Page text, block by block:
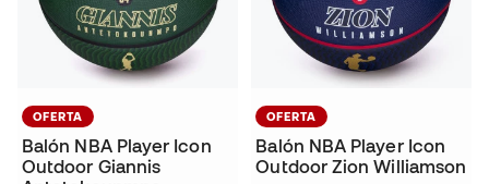
OFERTA
Balón NBA Player Icon
Outdoor Giannis
OFERTA
Balón NBA Player Icon
Outdoor Zion Williamson